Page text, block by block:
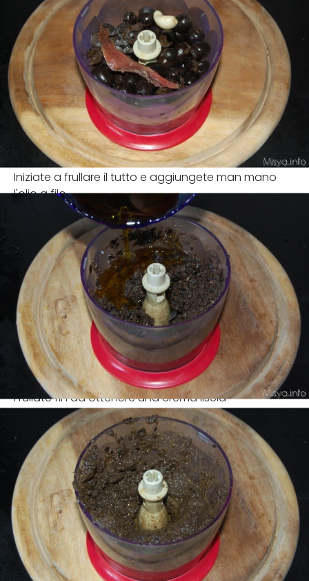
Iniziate a frullare il tutto e aggiungete man mano
l'olio a filo
Frullate fin ad ottenere una crema liscia